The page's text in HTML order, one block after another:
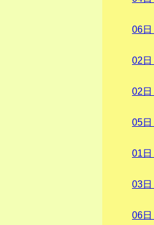
06日
02 日
02 日
05日
01 日
03日
06日